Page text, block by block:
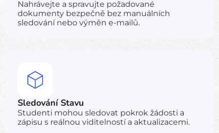
Nahrávejte a spravujte požadované
dokumenty bezpečně bez manuálních
sledování nebo výměn e-mailů.
Sledování Stavu
Studenti mohou sledovat pokrok žádosti a
zápisu s reálnou viditelností a aktualizacemi.